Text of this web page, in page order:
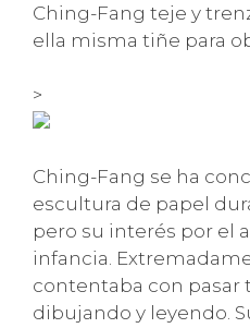
Ching-Fang teje y
ella misma tiñe para
>
Ching-Fang se ha
escultura de papel
pero su interés por el
infancia.
contentaba con pasar
dibujando y leyendo.